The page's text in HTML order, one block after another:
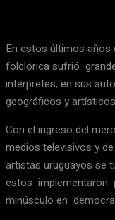
En estos últimos años
folclórica sufrió
intérpretes, en sus
geográficos y
Con el ingreso del
medios televisivos y
artistas uruguayos se
estos implementaron
minúsculo en